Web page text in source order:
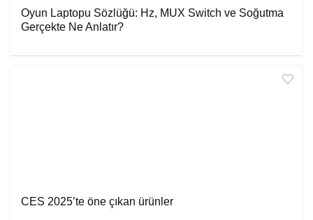
Oyun Laptopu Sözlüğü: Hz, MUX Switch ve Soğutma
Gerçekte Ne Anlatır?
CES 2025’te öne çıkan ürünler